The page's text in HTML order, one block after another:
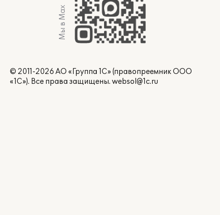
Мы в Max
© 2011-2026 АО «Группа 1С» (правопреемник ООО
«1С»). Все права защищены. websol@1c.ru